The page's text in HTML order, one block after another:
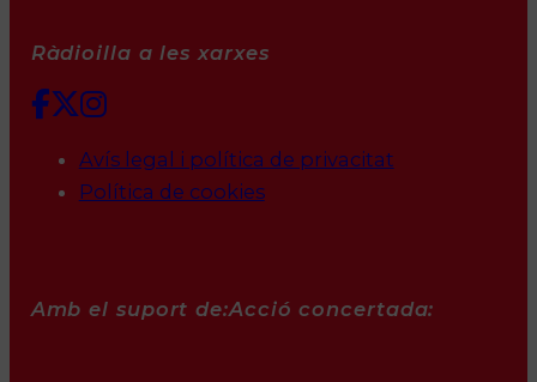
Ràdioilla a les xarxes
Avís legal i política de privacitat
Política de cookies
Amb el suport de:Acció concertada: